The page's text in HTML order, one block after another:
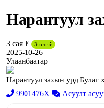
Нарантуул
3 сая ₮ Зээлтэй
2025-10-26
Улаанбаатар
Нарантуул захын урд Булаг
9901476X
Асуулт